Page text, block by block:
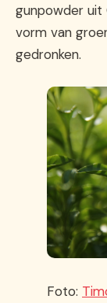
gunpowder uit
vorm van
gedronken.
Foto: